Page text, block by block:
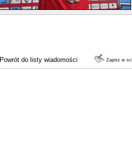
Powrót do listy wiadomości Zapisz w